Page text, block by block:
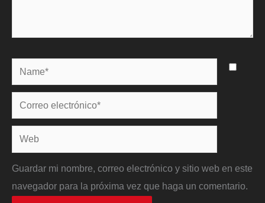
Name*
Correo
electrónico*
Web
Guardar mi nombre, correo electrónico y sitio web en este
navegador para la próxima vez que haga un comentario.